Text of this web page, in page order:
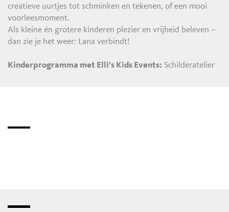
creatieve uurtjes tot schminken en tekenen, of een mooi
voorleesmoment.
Als kleine én grotere kinderen plezier en vrijheid beleven –
dan zie je het weer: Lana verbindt!
Kinderprogramma met Elli’s Kids Events: Schilderatelier